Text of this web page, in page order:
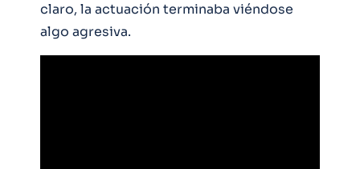
claro, la actuación terminaba viéndose
algo agresiva.